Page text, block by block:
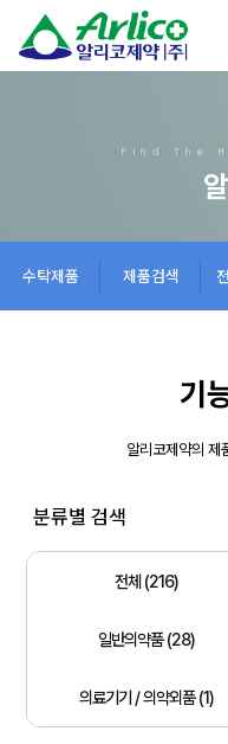
Find The
수탁제품 제품검색
기
알리코제약의 제
분류별 검색
전체 (216)
일반의약품 (28)
의료기기 / 의약외품 (1)